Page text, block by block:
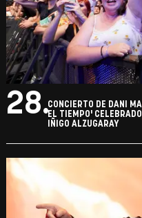
28.CONCIERTO DE DANI
EL TIEMPO'
IÑIGO ALZUGARAY